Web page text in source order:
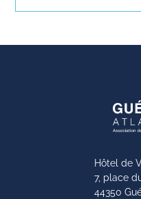
Hôtel de
7, place
44350